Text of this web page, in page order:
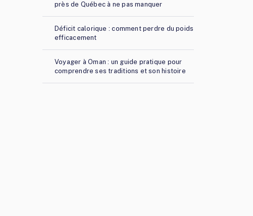
près de Québec à ne pas manquer
Déficit calorique : comment perdre du poids
efficacement
Voyager à Oman : un guide pratique pour
comprendre ses traditions et son histoire